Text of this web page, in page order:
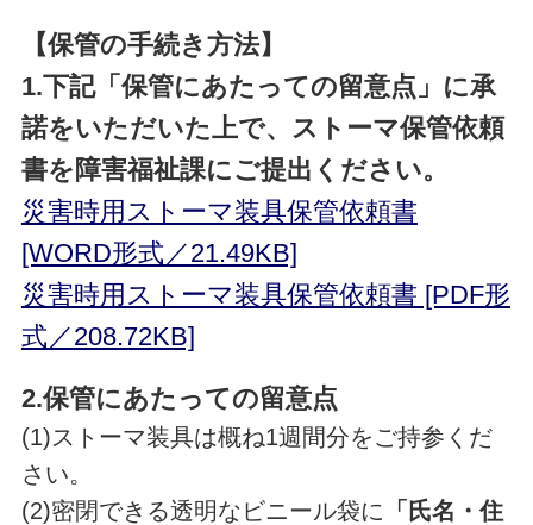
【保管の手続き方法】
1.下記「保管にあたっての留意点」に承
諾をいただいた上で、ストーマ保管依頼
書を障害福祉課にご提出ください。
災害時用ストーマ装具保管依頼書
[WORD形式／21.49KB]
災害時用ストーマ装具保管依頼書 [PDF形
式／208.72KB]
2.保管にあたっての留意点
(1)ストーマ装具は概ね1週間分をご持参くだ
さい。
(2)密閉できる透明なビニール袋に 「氏名・住